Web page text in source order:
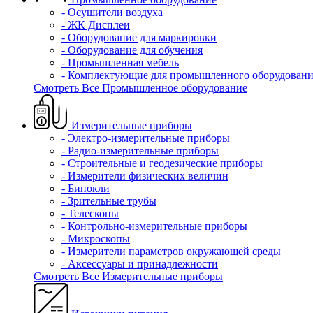
- Осушители воздуха
- ЖК Дисплеи
- Оборудование для маркировки
- Оборудование для обучения
- Промышленная мебель
- Комплектующие для промышленного
Смотреть Все Промышленное оборудование
Измерительные приборы
- Электро-измерительные приборы
- Радио-измерительные приборы
- Строительные и геодезические приборы
- Измерители физических величин
- Бинокли
- Зрительные трубы
- Телескопы
- Контрольно-измерительные приборы
- Микроскопы
- Измерители параметров окружающей среды
- Аксессуары и принадлежности
Смотреть Все Измерительные приборы